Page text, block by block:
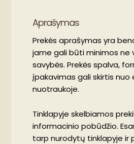
Aprašymas
Prekės aprašymas yra
jame gali būti minimos ne
savybės. Prekės spalva,
įpakavimas gali skirtis nuo
nuotraukoje.
Tinklapyje skelbiamos
informacinio pobūdžio.
tarp nurodytų tinklapyje ir